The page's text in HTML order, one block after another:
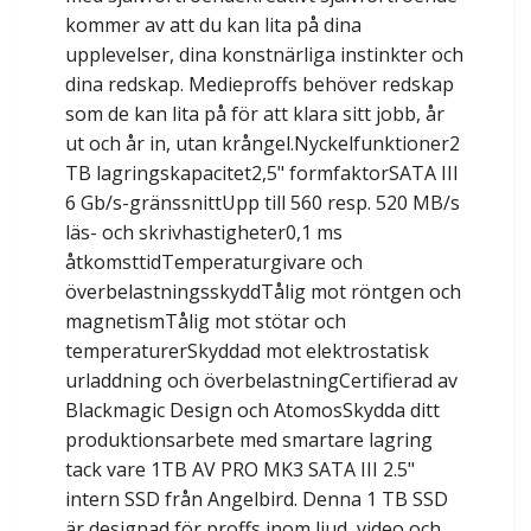
kommer av att du kan lita på dina
upplevelser, dina konstnärliga instinkter och
dina redskap. Medieproffs behöver redskap
som de kan lita på för att klara sitt jobb, år
ut och år in, utan krångel.Nyckelfunktioner2
TB lagringskapacitet2,5" formfaktorSATA III
6 Gb/s-gränssnittUpp till 560 resp. 520 MB/s
läs- och skrivhastigheter0,1 ms
åtkomsttidTemperaturgivare och
överbelastningsskyddTålig mot röntgen och
magnetismTålig mot stötar och
temperaturerSkyddad mot elektrostatisk
urladdning och överbelastningCertifierad av
Blackmagic Design och AtomosSkydda ditt
produktionsarbete med smartare lagring
tack vare 1TB AV PRO MK3 SATA III 2.5"
intern SSD från Angelbird. Denna 1 TB SSD